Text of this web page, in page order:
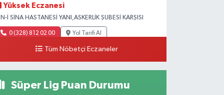
Yüksek Eczanesi
İ SİNA HASTANESİ YANI,ASKERLİK ŞUBESİ KARŞISI
0 (328) 812 02 00 Yol Tarifi Al
Tüm Nöbetçi Eczaneler
Süper Lig Puan Durumu